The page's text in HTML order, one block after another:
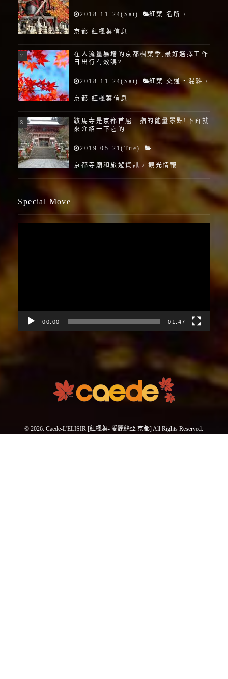
2018-11-24(Sat) 紅葉 名所 /
京都 紅楓葉信息
在人流量暴增的京都楓葉季,最好選擇工作
日出行有效嗎?
2018-11-24(Sat) 紅葉 交通・混雑 /
京都 紅楓葉信息
鞍馬寺是京都首屈一指的能量景點!下面就
來介紹一下它的...
2019-05-21(Tue)
京都寺廟和旅遊資訊 /観光情報
Special Move
00:00 01:47
© 2026. Caede-L'ELISIR [紅楓葉- 愛麗絲亞 京都] All Rights Reserved.